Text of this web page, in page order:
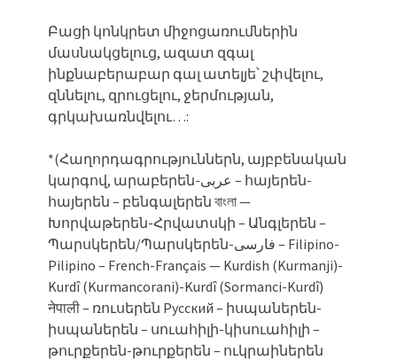
Բացի կոնկրետ միջոցառումներին
մասնակցելուց, ազատ զգալ
ինքնաբերաբար գալ ատելյե՝ շփվելու,
զննելու, զրուցելու, ջերմության,
գրկախառնվելու…:
*(Հաղորդագրություններն, այբբենական
կարգով, արաբերեն-عربی – հայերեն-
հայերեն – բենգալերեն বাংলা —
Խորվաթերեն-Հրվատսկի – Անգլերեն –
Պարսկերեն/Պարսկերեն-فارسی – Filipino-
Pilipino – French-Français — Kurdish (Kurmanji)-
Kurdî (Kurmancorani)-Kurdî (Sormanci-Kurdî)
नेपाली – ռուսերեն Русский – իսպաներեն-
իսպաներեն – սուահիլի-կիսուահիլի –
թուրքերեն-թուրքերեն – ուկրաիներեն